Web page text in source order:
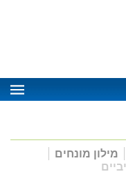
מילון מונחים